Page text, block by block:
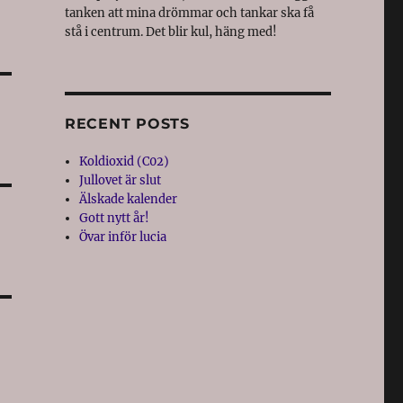
tanken att mina drömmar och tankar ska få
stå i centrum. Det blir kul, häng med!
RECENT POSTS
Koldioxid (C02)
Jullovet är slut
Älskade kalender
Gott nytt år!
Övar inför lucia